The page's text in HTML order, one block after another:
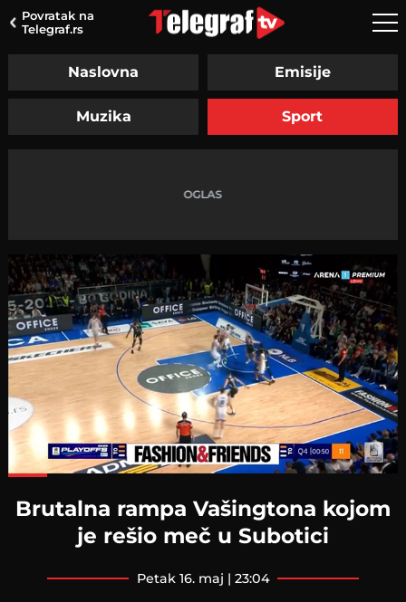
Povratak na
Telegraf.rs
Naslovna Emisije
Muzika Sport
Brutalna rampa Vašingtona kojom
je rešio meč u Subotici
petak 16. maj | 23:04